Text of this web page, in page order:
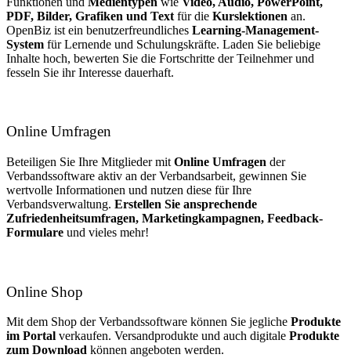
PDF, Bilder, Grafiken und Text für die Kurslektionen an.
OpenBiz ist ein benutzerfreundliches Learning-Management-
System für Lernende und Schulungskräfte. Laden Sie beliebige
Inhalte hoch, bewerten Sie die Fortschritte der Teilnehmer und
fesseln Sie ihr Interesse dauerhaft.
Online Umfragen
Beteiligen Sie Ihre Mitglieder mit Online Umfragen der
Verbandssoftware aktiv an der Verbandsarbeit, gewinnen Sie
wertvolle Informationen und nutzen diese für Ihre
Verbandsverwaltung. Erstellen Sie ansprechende
Zufriedenheitsumfragen, Marketingkampagnen, Feedback-
Formulare und vieles mehr!
Online Shop
Mit dem Shop der Verbandssoftware können Sie jegliche Produkte
im Portal verkaufen. Versandprodukte und auch digitale Produkte
zum Download können angeboten werden.